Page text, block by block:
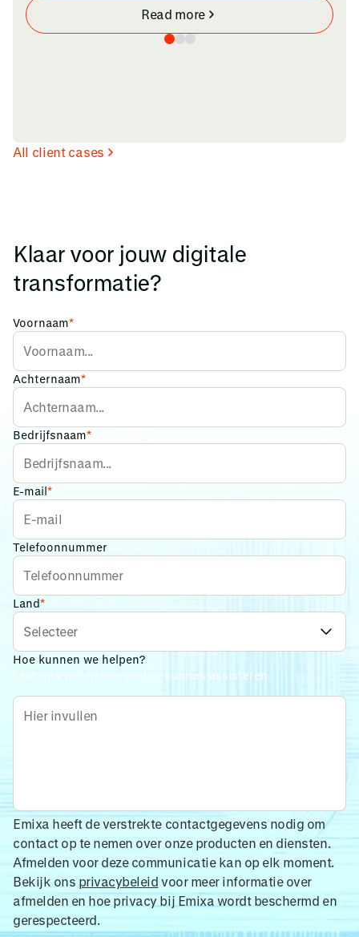
Read more
All client cases
Klaar voor jouw digitale
transformatie?
Voornaam*
Achternaam*
Bedrijfsnaam*
E-mail*
Telefoonnummer
Land*
Hoe kunnen we helpen?
Laat ons weten hoe we jou kunnen assisteren.
Emixa heeft de verstrekte contactgegevens nodig om
contact op te nemen over onze producten en diensten.
Afmelden voor deze communicatie kan op elk moment.
Bekijk ons privacybeleid voor meer informatie over
afmelden en hoe privacy bij Emixa wordt beschermd en
gerespecteerd.